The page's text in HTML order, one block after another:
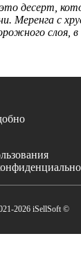
десерт,
Меренга с
слоя, в
2026 iSellSoft ©